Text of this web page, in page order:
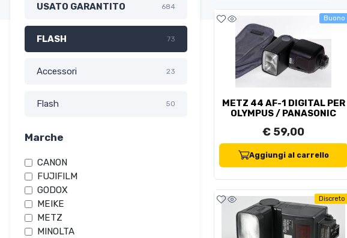
USATO GARANTITO 684
FLASH 73
Accessori 23
Flash 50
Marche
CANON
FUJIFILM
GODOX
MEIKE
METZ
MINOLTA
Buono
METZ 44 AF-1 DIGITAL PER
OLYMPUS / PANASONIC
€ 59,00
Aggiungi al carrello
Discreto